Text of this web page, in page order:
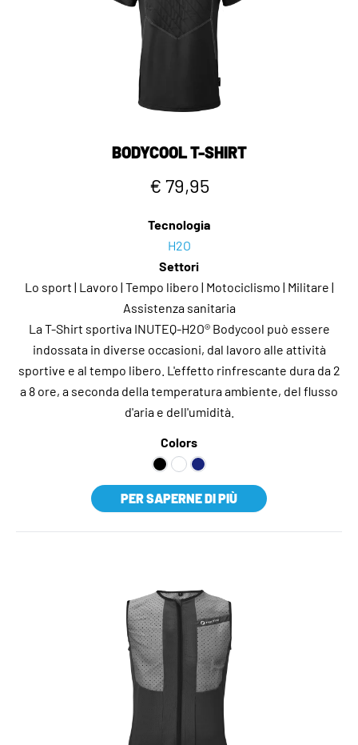
BODYCOOL T-SHIRT
€ 79,95
Tecnologia
H2O
Settori
Lo sport | Lavoro | Tempo libero | Motociclismo | Militare |
Assistenza sanitaria
La T-Shirt sportiva INUTEQ-H2O® Bodycool può essere
indossata in diverse occasioni, dal lavoro alle attività
sportive e al tempo libero. L'effetto rinfrescante dura da 2
a 8 ore, a seconda della temperatura ambiente, del flusso
d'aria e dell'umidità.
Colors
PER SAPERNE DI PIÙ